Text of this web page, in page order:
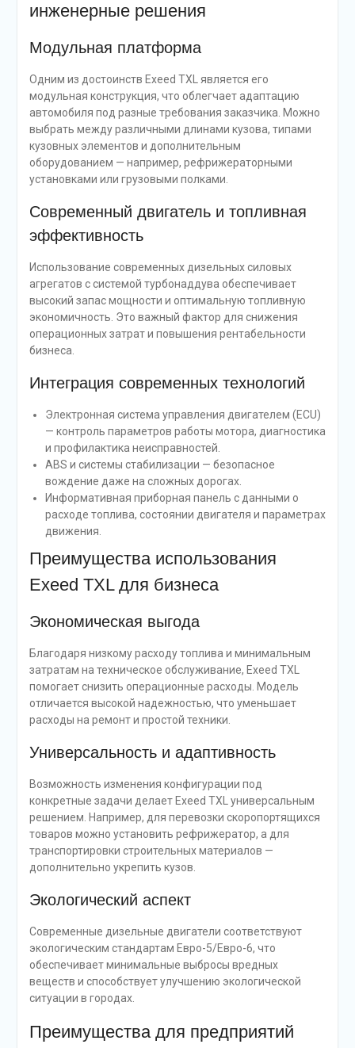
инженерные решения
Модульная платформа
Одним из достоинств Exeed TXL является его
модульная конструкция, что облегчает адаптацию
автомобиля под разные требования заказчика. Можно
выбрать между различными длинами кузова, типами
кузовных элементов и дополнительным
оборудованием — например, рефрижераторными
установками или грузовыми полками.
Современный двигатель и топливная
эффективность
Использование современных дизельных силовых
агрегатов с системой турбонаддува обеспечивает
высокий запас мощности и оптимальную топливную
экономичность. Это важный фактор для снижения
операционных затрат и повышения рентабельности
бизнеса.
Интеграция современных технологий
Электронная система управления двигателем (ECU)
— контроль параметров работы мотора, диагностика
и профилактика неисправностей.
ABS и системы стабилизации — безопасное
вождение даже на сложных дорогах.
Информативная приборная панель с данными о
расходе топлива, состоянии двигателя и параметрах
движения.
Преимущества использования
Exeed TXL для бизнеса
Экономическая выгода
Благодаря низкому расходу топлива и минимальным
затратам на техническое обслуживание, Exeed TXL
помогает снизить операционные расходы. Модель
отличается высокой надежностью, что уменьшает
расходы на ремонт и простой техники.
Универсальность и адаптивность
Возможность изменения конфигурации под
конкретные задачи делает Exeed TXL универсальным
решением. Например, для перевозки скоропортящихся
товаров можно установить рефрижератор, а для
транспортировки строительных материалов —
дополнительно укрепить кузов.
Экологический аспект
Современные дизельные двигатели соответствуют
экологическим стандартам Евро-5/Евро-6, что
обеспечивает минимальные выбросы вредных
веществ и способствует улучшению экологической
ситуации в городах.
Преимущества для предприятий